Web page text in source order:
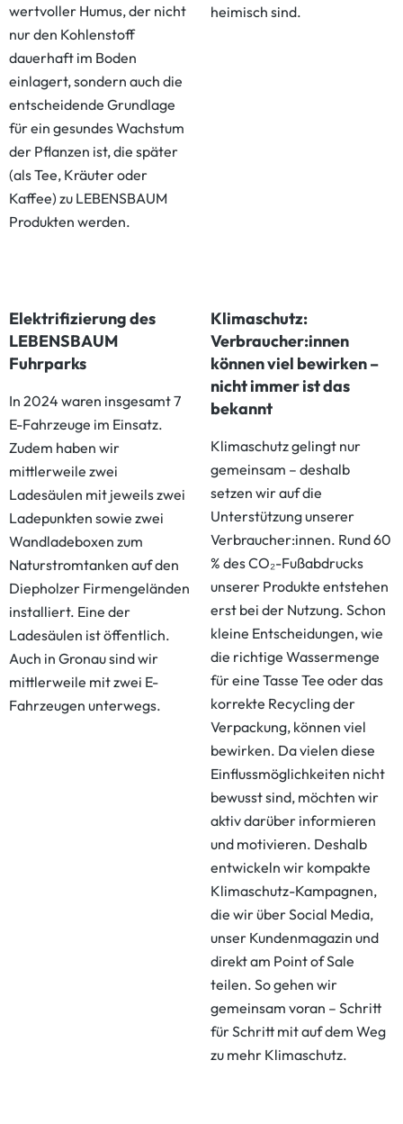
wertvoller Humus, der nicht
nur den Kohlenstoff
dauerhaft im Boden
einlagert, sondern auch die
entscheidende Grundlage
für ein gesundes Wachstum
der Pflanzen ist, die später
(als Tee, Kräuter oder
Kaffee) zu LEBENSBAUM
Produkten werden.
heimisch sind.
Elektrifizierung des
LEBENSBAUM
Fuhrparks
In 2024 waren insgesamt 7
E-Fahrzeuge im Einsatz.
Zudem haben wir
mittlerweile zwei
Ladesäulen mit jeweils zwei
Ladepunkten sowie zwei
Wandladeboxen zum
Naturstromtanken auf den
Diepholzer Firmengeländen
installiert. Eine der
Ladesäulen ist öffentlich.
Auch in Gronau sind wir
mittlerweile mit zwei E-
Fahrzeugen unterwegs.
Klimaschutz:
Verbraucher:innen
können viel bewirken –
nicht immer ist das
bekannt
Klimaschutz gelingt nur
gemeinsam – deshalb
setzen wir auf die
Unterstützung unserer
Verbraucher:innen. Rund 60
% des CO₂-Fußabdrucks
unserer Produkte entstehen
erst bei der Nutzung. Schon
kleine Entscheidungen, wie
die richtige Wassermenge
für eine Tasse Tee oder das
korrekte Recycling der
Verpackung, können viel
bewirken. Da vielen diese
Einflussmöglichkeiten nicht
bewusst sind, möchten wir
aktiv darüber informieren
und motivieren. Deshalb
entwickeln wir kompakte
Klimaschutz-Kampagnen,
die wir über Social Media,
unser Kundenmagazin und
direkt am Point of Sale
teilen. So gehen wir
gemeinsam voran – Schritt
für Schritt mit auf dem Weg
zu mehr Klimaschutz.